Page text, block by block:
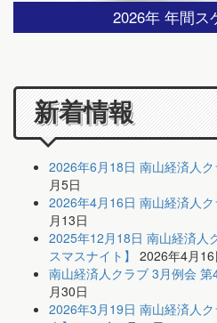
2026年 年間ス
新着情報
2026年6月18日 南山経済人
月5日
2026年4月16日 南山経済人
月13日
2025年12月18日 南山経済人
スマスナイト】 2026年4月16
南山経済人クラブ 3月例会
月30日
2026年3月19日 南山経済人